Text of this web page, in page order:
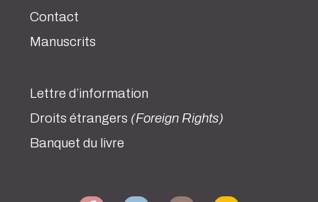
Contact
Manuscrits
Lettre d’information
Droits étrangers (Foreign Rights)
Banquet du livre